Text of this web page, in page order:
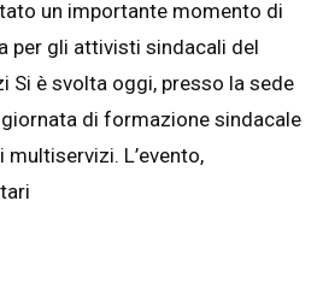
un importante momento di
per gli attivisti sindacali del
Si è svolta oggi, presso la sede
giornata di formazione sindacale
L’evento,